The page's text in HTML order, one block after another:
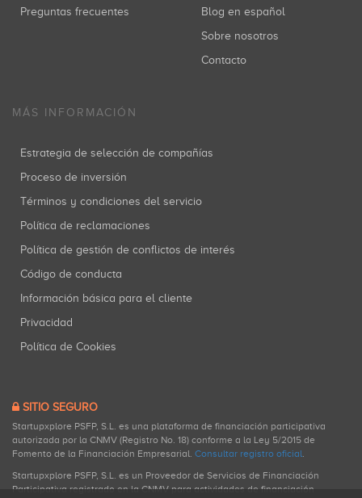
Preguntas frecuentes
Blog en español
Sobre nosotros
Contacto
MÁS INFORMACIÓN
Estrategia de selección de compañías
Proceso de inversión
Términos y condiciones del servicio
Política de reclamaciones
Política de gestión de conflictos de interés
Código de conducta
Información básica para el cliente
Privacidad
Política de Cookies
SITIO SEGURO
Startupxplore PSFP, S.L. es una plataforma de financiación participativa
autorizada por la CNMV (Registro No. 18) conforme a la Ley 5/2015 de
Fomento de la Financiación Empresarial. Consultar registro oficial.
Startupxplore PSFP, S.L. es un Proveedor de Servicios de Financiación
Participativa registrado en la CNMV para actividades de financiación